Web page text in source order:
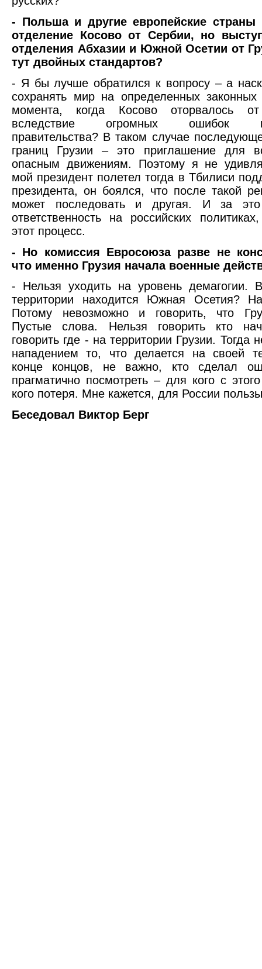
- Польша и другие европейские страны
отделение Косово от Сербии, но
отделения Абхазии и Южной Осетии от
тут двойных стандартов?
- Я бы лучше обратился к вопросу – а
сохранять мир на определенных законных
момента, когда Косово оторвалось
вследствие огромных ошибок
правительства? В таком случае
границ Грузии – это приглашение для
опасным движениям. Поэтому я не
мой президент полетел тогда в Тбилиси
президента, он боялся, что после такой
может последовать и другая. И за
ответственность на российских
этот процесс.
- Но комиссия Евросоюза разве не
что именно Грузия начала военные
- Нельзя уходить на уровень демагогии.
территории находится Южная Осетия? На
Потому невозможно и говорить, что
Пустые слова. Нельзя говорить кто
говорить где - на территории Грузии. Тогда
нападением то, что делается на своей
конце концов, не важно, кто сделал
прагматично посмотреть – для кого с
кого потеря. Мне кажется, для России
Беседовал Виктор Берг